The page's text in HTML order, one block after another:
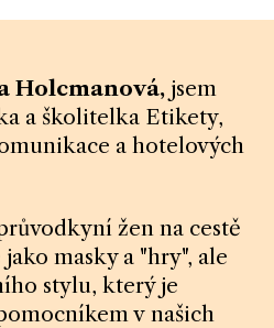
Holcmanová, jsem
a školitelka Etikety,
a hotelových
žen na cestě
masky a "hry", ale
stylu, který je
v našich